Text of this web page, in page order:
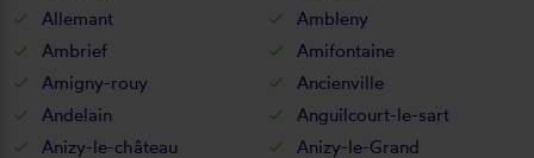
Allemant
Ambleny
Ambrief
Amifontaine
Amigny-rouy
Ancienville
Andelain
Anguilcourt-le-sart
Anizy-le-château
Anizy-le-Grand